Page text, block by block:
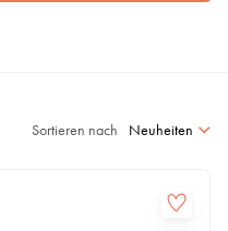
Sortieren nach Neuheiten